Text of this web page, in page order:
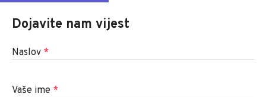
Dojavite nam vijest
Naslov *
Vaše ime *